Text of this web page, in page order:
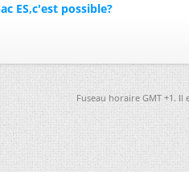
ES,c'est possible?
Fuseau horaire GMT +1.